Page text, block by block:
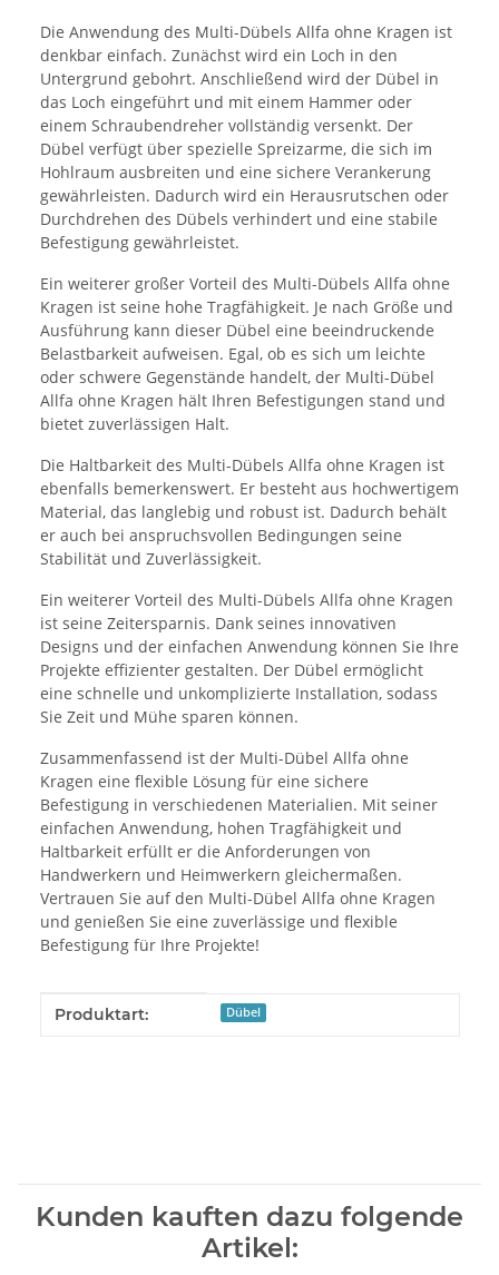
Die Anwendung des Multi-Dübels Allfa ohne Kragen ist
denkbar einfach. Zunächst wird ein Loch in den
Untergrund gebohrt. Anschließend wird der Dübel in
das Loch eingeführt und mit einem Hammer oder
einem Schraubendreher vollständig versenkt. Der
Dübel verfügt über spezielle Spreizarme, die sich im
Hohlraum ausbreiten und eine sichere Verankerung
gewährleisten. Dadurch wird ein Herausrutschen oder
Durchdrehen des Dübels verhindert und eine stabile
Befestigung gewährleistet.
Ein weiterer großer Vorteil des Multi-Dübels Allfa ohne
Kragen ist seine hohe Tragfähigkeit. Je nach Größe und
Ausführung kann dieser Dübel eine beeindruckende
Belastbarkeit aufweisen. Egal, ob es sich um leichte
oder schwere Gegenstände handelt, der Multi-Dübel
Allfa ohne Kragen hält Ihren Befestigungen stand und
bietet zuverlässigen Halt.
Die Haltbarkeit des Multi-Dübels Allfa ohne Kragen ist
ebenfalls bemerkenswert. Er besteht aus hochwertigem
Material, das langlebig und robust ist. Dadurch behält
er auch bei anspruchsvollen Bedingungen seine
Stabilität und Zuverlässigkeit.
Ein weiterer Vorteil des Multi-Dübels Allfa ohne Kragen
ist seine Zeitersparnis. Dank seines innovativen
Designs und der einfachen Anwendung können Sie Ihre
Projekte effizienter gestalten. Der Dübel ermöglicht
eine schnelle und unkomplizierte Installation, sodass
Sie Zeit und Mühe sparen können.
Zusammenfassend ist der Multi-Dübel Allfa ohne
Kragen eine flexible Lösung für eine sichere
Befestigung in verschiedenen Materialien. Mit seiner
einfachen Anwendung, hohen Tragfähigkeit und
Haltbarkeit erfüllt er die Anforderungen von
Handwerkern und Heimwerkern gleichermaßen.
Vertrauen Sie auf den Multi-Dübel Allfa ohne Kragen
und genießen Sie eine zuverlässige und flexible
Befestigung für Ihre Projekte!
Produkteigenschaft
Wert
Produktart: Dübel
Kunden kauften dazu folgende
Artikel: